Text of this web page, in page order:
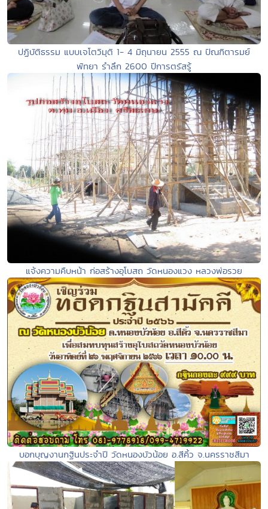
ปฏิบัติธรรม แบบเจโตวิมุติ 1- 4 มิถุนายน 2555 ณ ปัณฑิตารมย์
พัทยา รำลึก 2600 ปีการตรัสรู้
แจ้งความคืบหน้า ก่อสร้างอุโบสถ วัดหนองแวง หลวงพ่อรวย
บอกบุญงานกฐินประจำปี วัดหนองบัวน้อย อ.สีคิ้ว จ.นครราชสีมา